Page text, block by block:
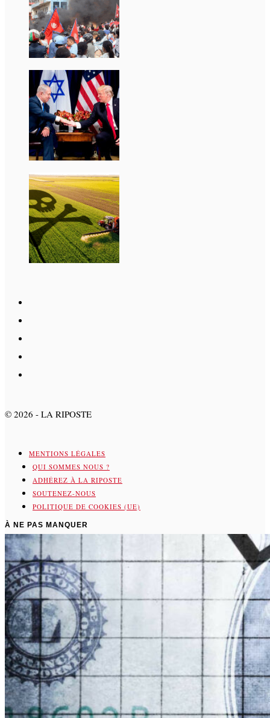
© 2026 - LA RIPOSTE
MENTIONS LÉGALES
QUI SOMMES NOUS ?
ADHÉREZ À LA RIPOSTE
SOUTENEZ-NOUS
POLITIQUE DE COOKIES (UE)
À NE PAS MANQUER